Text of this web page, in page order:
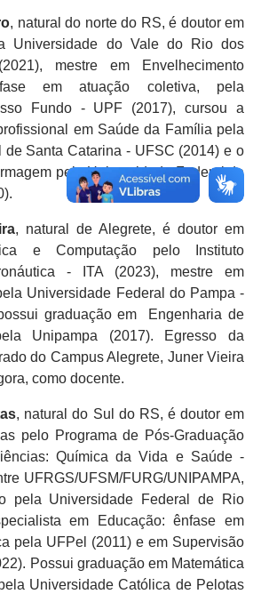
, natural do norte do RS, é doutor em
Universidade do Vale do Rio dos
mestre em Envelhecimento
em atuação coletiva, pela
Fundo - UPF (2017), cursou a
em Saúde da Família pela
de Santa Catarina - UFSC (2014) e o
pela Universidade Federal de
, natural de Alegrete, é doutor em
e Computação pelo Instituto
- ITA (2023), mestre em
Universidade Federal do Pampa -
graduação em Engenharia de
Unipampa (2017). Egresso da
do Campus Alegrete, Juner Vieira
como docente.
, natural do Sul do RS, é doutor em
pelo Programa de Pós-Graduação
Química da Vida e Saúde -
UFRGS/UFSM/FURG/UNIPAMPA,
pela Universidade Federal de Rio
em Educação: ênfase em
pela UFPel (2011) e em Supervisão
Possui graduação em Matemática
Universidade Católica de Pelotas